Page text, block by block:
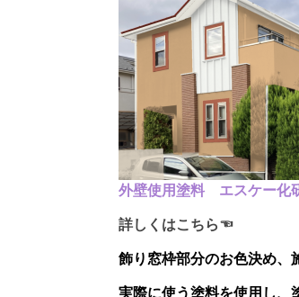
外壁使用塗料 エスケー
詳しくはこちら☜
飾り窓枠部分のお色決め、
実際に使う塗料を使用し、